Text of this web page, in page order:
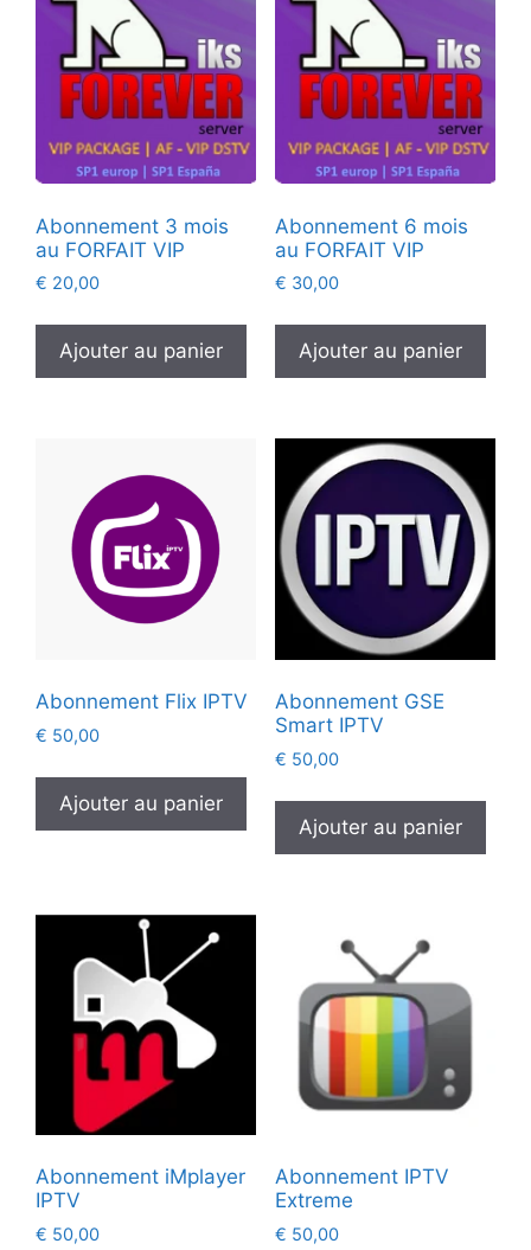
Abonnement 3 mois
au FORFAIT VIP
€ 20,00
Ajouter au panier
Abonnement 6 mois
au FORFAIT VIP
€ 30,00
Ajouter au panier
Abonnement Flix IPTV
€ 50,00
Ajouter au panier
Abonnement GSE
Smart IPTV
€ 50,00
Ajouter au panier
Abonnement iMplayer
IPTV
€ 50,00
Abonnement IPTV
Extreme
€ 50,00